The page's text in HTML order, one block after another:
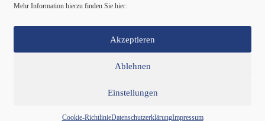
Mehr Information hierzu finden Sie hier:
Akzeptieren
Ablehnen
Einstellungen
Cookie-RichtlinieDatenschutzerklärungImpressum
IBAN: DE87 2019 0003 0002 2499 01
Kontakt
Cookie-Richtlinie (EU)
Copyright © 2026 Basisdemokratische Partei Deutschland ·